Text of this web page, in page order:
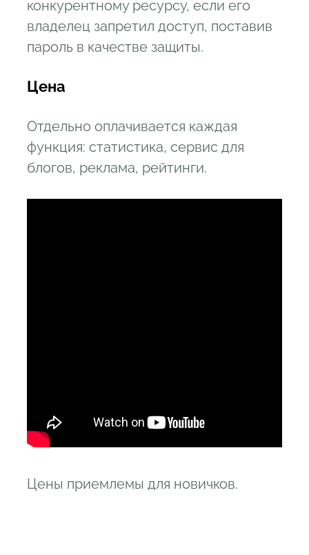
конкурентному ресурсу, если его
владелец запретил доступ, поставив
пароль в качестве защиты.
Цена
Отдельно оплачивается каждая
функция: статистика, сервис для
блогов, реклама, рейтинги.
Цены приемлемы для новичков.